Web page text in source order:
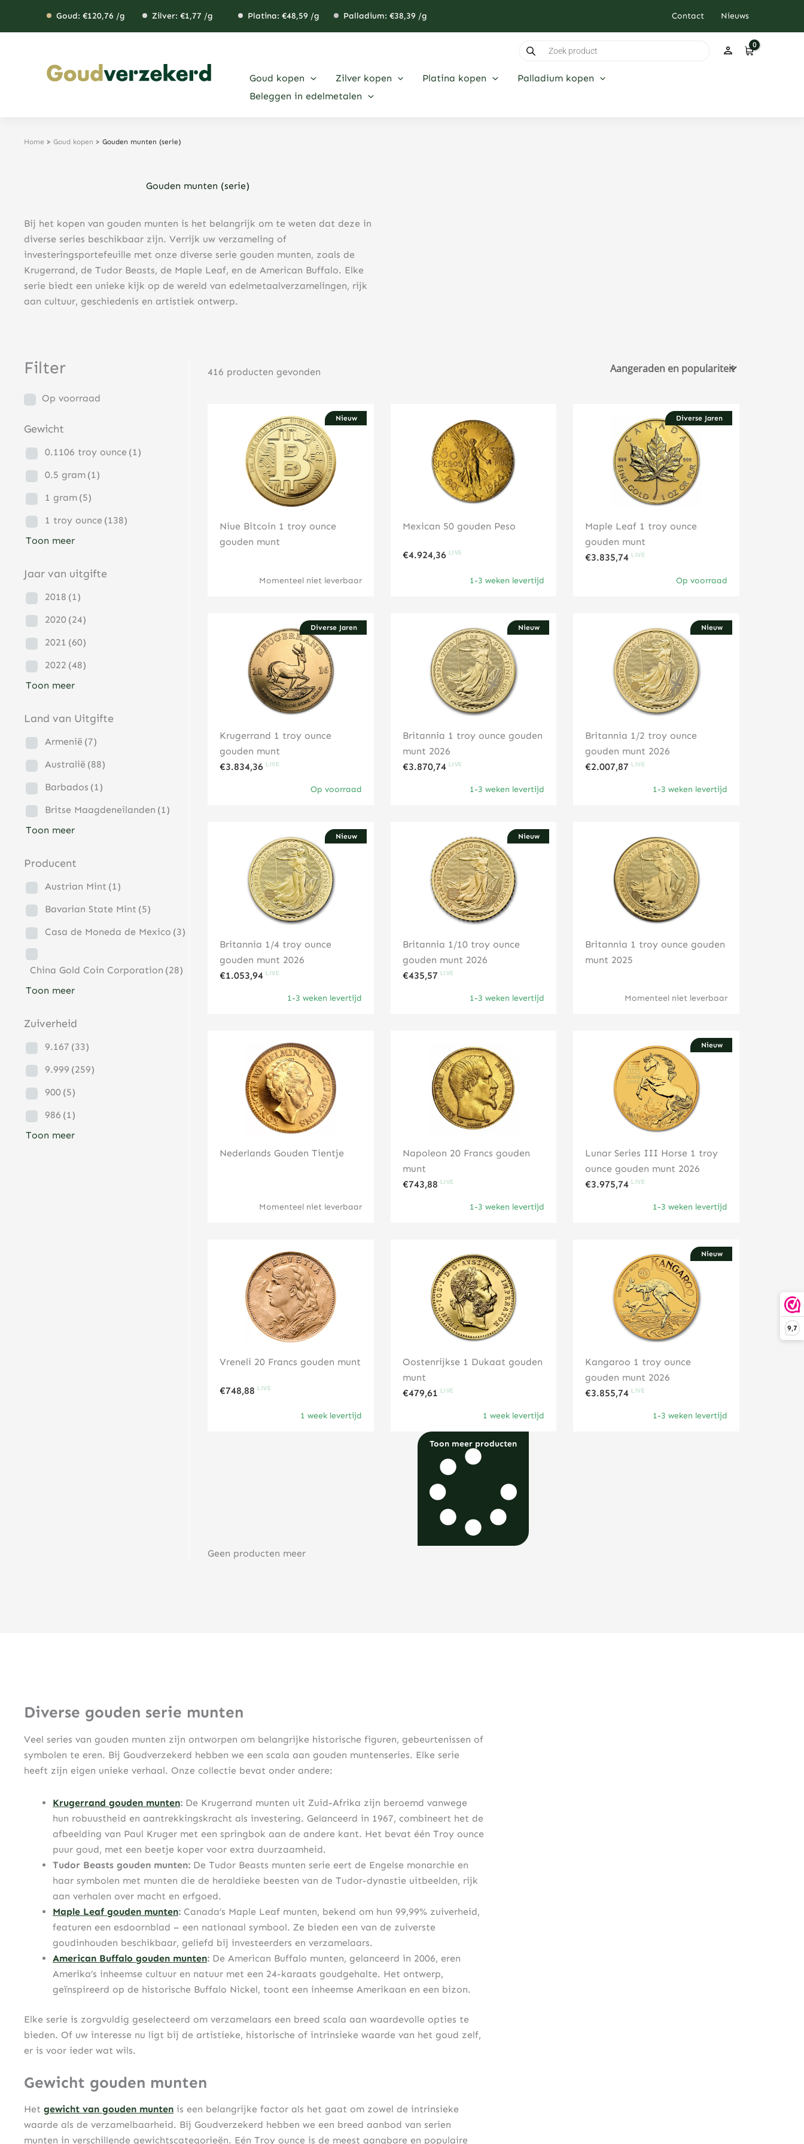
9,7
Goud: €120,76 /g Zilver: €1,77 /g Platina: €48,59 /g Palladium: €38,39 /g Contact Nieuws
zoeken
Goud kopen Zilver kopen Platina kopen
Palladium kopen
Beleggen in edelmetalen
Home > Goud kopen > Gouden munten (serie)
Gouden munten (serie)
Bij het kopen van gouden munten is het belangrijk om te weten dat deze in
diverse series beschikbaar zijn. Verrijk uw verzameling of
investeringsportefeuille met onze diverse serie gouden munten, zoals de
Krugerrand, de Tudor Beasts, de Maple Leaf, en de American Buffalo. Elke
serie biedt een unieke kijk op de wereld van edelmetaalverzamelingen, rijk
aan cultuur, geschiedenis en artistiek ontwerp.
Filter
Op voorraad
Gewicht
0.1106 troy ounce (1)
0.5 gram (1)
1 gram (5)
1 troy ounce (138)
Toon meer
Jaar van uitgifte
2018 (1)
2020 (24)
2021 (60)
2022 (48)
Toon meer
Land van Uitgifte
Armenië (7)
Australië (88)
Barbados (1)
Britse Maagdeneilanden (1)
Toon meer
Producent
Austrian Mint (1)
Bavarian State Mint (5)
Casa de Moneda de Mexico (3)
China Gold Coin Corporation (28)
Toon meer
Zuiverheid
9.167 (33)
9.999 (259)
900 (5)
986 (1)
Toon meer
416 producten gevonden
Nieuw
Niue Bitcoin 1 troy ounce
gouden munt
Momenteel niet leverbaar
Klik hier
Mexican 50 gouden Peso
€4.924,36
1-3 weken levertijd
Klik hier Diverse Jaren
Maple Leaf 1 troy ounce
gouden munt
€3.835,74
Op voorraad
Klik hier
Diverse Jaren
Krugerrand 1 troy ounce
gouden munt
€3.834,36
Op voorraad
Klik hier Nieuw
Britannia 1 troy ounce gouden
munt 2026
€3.870,74
1-3 weken levertijd
Klik hier Nieuw
Britannia 1/2 troy ounce
gouden munt 2026
€2.007,87
1-3 weken levertijd
Klik hier
Nieuw
Britannia 1/4 troy ounce
gouden munt 2026
€1.053,94
1-3 weken levertijd
Klik hier Nieuw
Britannia 1/10 troy ounce
gouden munt 2026
€435,57
1-3 weken levertijd
Klik hier
Britannia 1 troy ounce gouden
munt 2025
Momenteel niet leverbaar
Klik hier
Nederlands Gouden Tientje
Momenteel niet leverbaar
Klik hier
Napoleon 20 Francs gouden
munt
€743,88
1-3 weken levertijd
Klik hier Nieuw
Lunar Series III Horse 1 troy
ounce gouden munt 2026
€3.975,74
1-3 weken levertijd
Klik hier
Vreneli 20 Francs gouden munt
€748,88
1 week levertijd
Klik hier
Oostenrijkse 1 Dukaat gouden
munt
€479,61
1 week levertijd
Klik hier Nieuw
Kangaroo 1 troy ounce
gouden munt 2026
€3.855,74
1-3 weken levertijd
Klik hier
Toon meer producten
Geen producten meer
Diverse gouden serie munten
Veel series van gouden munten zijn ontworpen om belangrijke historische figuren, gebeurtenissen of
symbolen te eren. Bij Goudverzekerd hebben we een scala aan gouden muntenseries. Elke serie
heeft zijn eigen unieke verhaal. Onze collectie bevat onder andere:
Krugerrand gouden munten: De Krugerrand munten uit Zuid-Afrika zijn beroemd vanwege
hun robuustheid en aantrekkingskracht als investering. Gelanceerd in 1967, combineert het de
afbeelding van Paul Kruger met een springbok aan de andere kant. Het bevat één Troy ounce
puur goud, met een beetje koper voor extra duurzaamheid.
Tudor Beasts gouden munten: De Tudor Beasts munten serie eert de Engelse monarchie en
haar symbolen met munten die de heraldieke beesten van de Tudor-dynastie uitbeelden, rijk
aan verhalen over macht en erfgoed.
Maple Leaf gouden munten: Canada’s Maple Leaf munten, bekend om hun 99,99% zuiverheid,
featuren een esdoornblad – een nationaal symbool. Ze bieden een van de zuiverste
goudinhouden beschikbaar, geliefd bij investeerders en verzamelaars.
American Buffalo gouden munten: De American Buffalo munten, gelanceerd in 2006, eren
Amerika’s inheemse cultuur en natuur met een 24-karaats goudgehalte. Het ontwerp,
geïnspireerd op de historische Buffalo Nickel, toont een inheemse Amerikaan en een bizon.
Elke serie is zorgvuldig geselecteerd om verzamelaars een breed scala aan waardevolle opties te
bieden. Of uw interesse nu ligt bij de artistieke, historische of intrinsieke waarde van het goud zelf,
er is voor ieder wat wils.
Gewicht gouden munten
Het gewicht van gouden munten is een belangrijke factor als het gaat om zowel de intrinsieke
waarde als de verzamelbaarheid. Bij Goudverzekerd hebben we een breed aanbod van serien
munten in verschillende gewichtscategorieën. Eén Troy ounce is de meest gangbare en populaire